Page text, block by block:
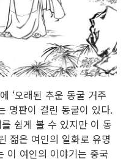
‘오래된 추운 동굴 거주
명판이 걸린 동굴이 있다.
쉽게 볼 수 있지만 이 동
젊은 여인의 일화로 유명
이 여인의 이야기는 중국